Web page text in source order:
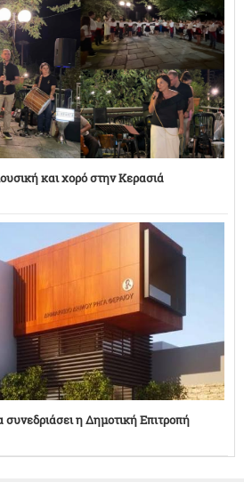
και χορό στην Κερασιά
συνεδριάσει η Δημοτική Επιτροπή